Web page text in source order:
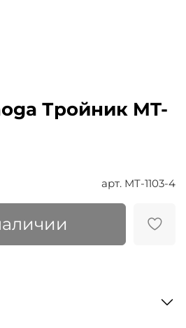
арт. MT-1103-4
Тройник MT-